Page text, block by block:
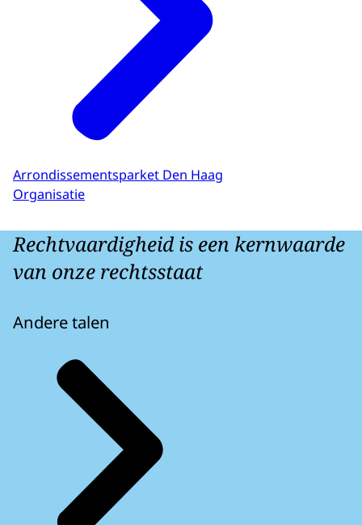
Arrondissementsparket Den Haag
Organisatie
Rechtvaardigheid is een kernwaarde
van onze rechtsstaat
Andere talen